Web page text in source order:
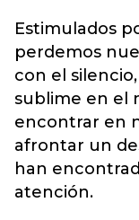
Estimulados
perdemos
con el
sublime en el
encontrar en
afrontar un
han
atención.